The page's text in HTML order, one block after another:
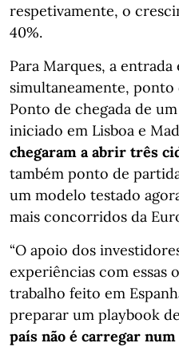
respetivamente, o
40%.
Para Marques, a entrada
simultaneamente, ponto
Ponto de chegada de
iniciado em Lisboa e
chegaram a abrir três
também ponto de
um modelo testado
mais concorridos da
“O apoio dos
experiências com essas
trabalho feito em
preparar um playbook
país não é carregar